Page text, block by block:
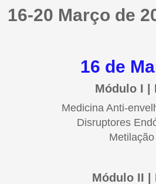
16-20 Março de
16 de
Módulo I |
Medicina Anti-
Disruptores
Metilação
Módulo II |